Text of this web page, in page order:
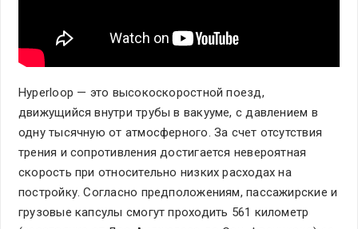
Hyperloop — это высокоскоростной поезд,
движущийся внутри трубы в вакууме, с давлением в
одну тысячную от атмосферного. За счет отсутствия
трения и сопротивления достигается невероятная
скорость при относительно низких расходах на
постройку. Согласно предположениям, пассажирские и
грузовые капсулы смогут проходить 561 километр